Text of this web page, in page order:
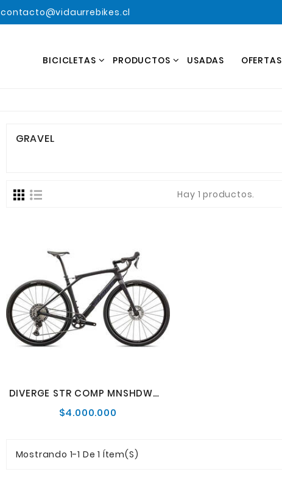
contacto@vidaurrebikes.cl
BICICLETAS PRODUCTOS USADAS OFERTAS
GRAVEL
Hay 1 productos.
DIVERGE STR COMP MNSHDWMET/VLTGSTPRL
$4.000.000
Mostrando 1-1 De 1 Ítem(s)